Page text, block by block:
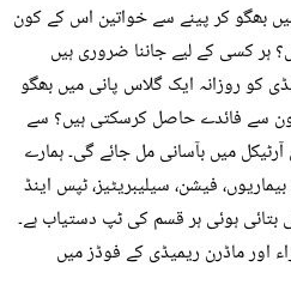
بھگو کر پینے سے خواتین اس کے کون
کسی کے لیے جاننا ضروری ہیں
کو روزانہ ایک گلاس پانی میں بھگو
سے فائدے حاصل کرسکتی ہیں؟ سے
میں بآسانی مل جائے گی۔ ہمارے
فیشن، سیلیبریٹیز، ٹپس اینڈ
ہوئی ہر قسم کی ٹپ دستیاب ہے۔
اور ماڈرن ریمیڈی کے فوڈز میں